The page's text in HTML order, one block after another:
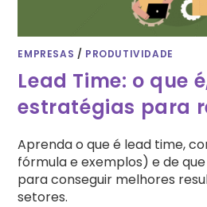
EMPRESAS / PRODUTIVIDADE
Lead Time: o que
estratégias para
Aprenda o que é lead time,
fórmula e exemplos) e de
para conseguir melhores
setores.